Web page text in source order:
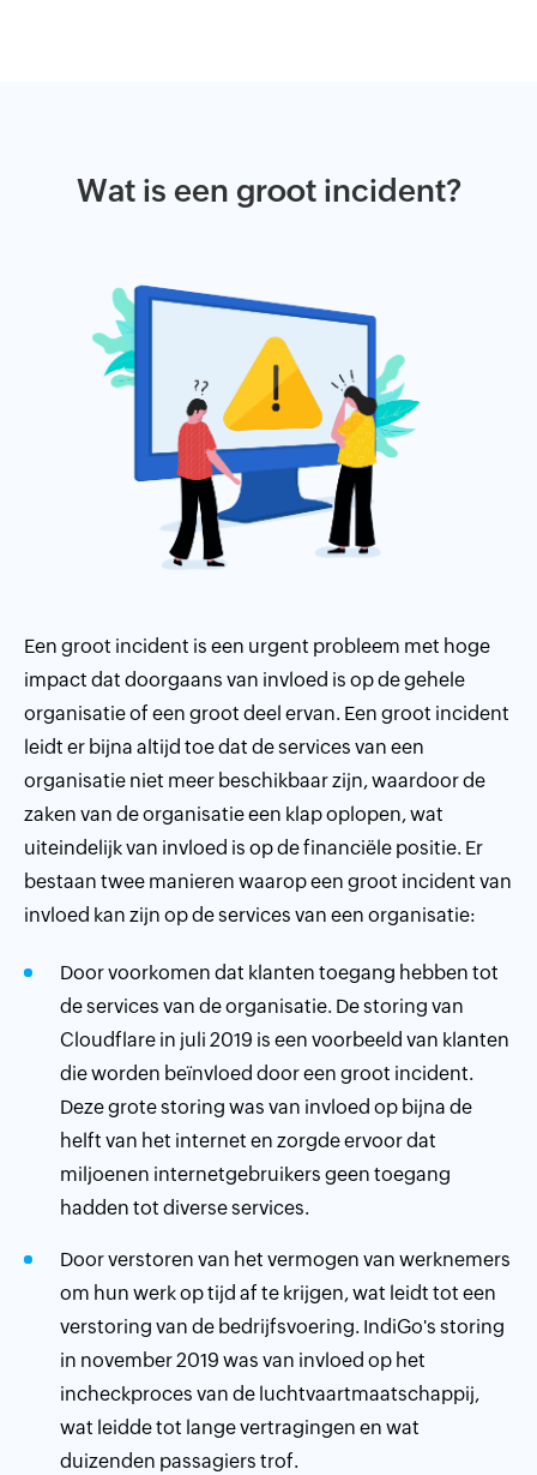
Wat is een groot incident?
Een groot incident is een urgent probleem met hoge
impact dat doorgaans van invloed is op de gehele
organisatie of een groot deel ervan. Een groot incident
leidt er bijna altijd toe dat de services van een
organisatie niet meer beschikbaar zijn, waardoor de
zaken van de organisatie een klap oplopen, wat
uiteindelijk van invloed is op de financiële positie. Er
bestaan twee manieren waarop een groot incident van
invloed kan zijn op de services van een organisatie:
Door voorkomen dat klanten toegang hebben tot
de services van de organisatie. De storing van
Cloudflare in juli 2019 is een voorbeeld van klanten
die worden beïnvloed door een groot incident.
Deze grote storing was van invloed op bijna de
helft van het internet en zorgde ervoor dat
miljoenen internetgebruikers geen toegang
hadden tot diverse services.
Door verstoren van het vermogen van werknemers
om hun werk op tijd af te krijgen, wat leidt tot een
verstoring van de bedrijfsvoering. IndiGo's storing
in november 2019 was van invloed op het
incheckproces van de luchtvaartmaatschappij,
wat leidde tot lange vertragingen en wat
duizenden passagiers trof.